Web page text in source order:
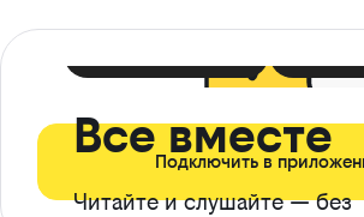
Все вместе
Читайте и слушайте — без
Подключить в